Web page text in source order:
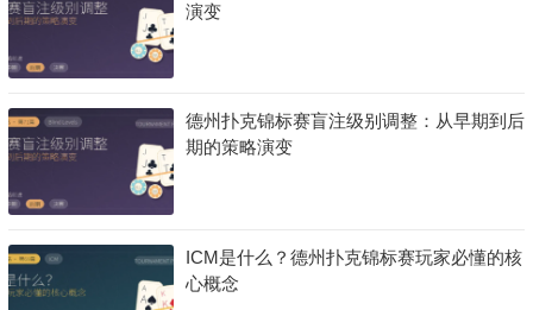
演变
德州扑克锦标赛盲注级别调整：从早期到后
期的策略演变
ICM是什么？德州扑克锦标赛玩家必懂的核
心概念